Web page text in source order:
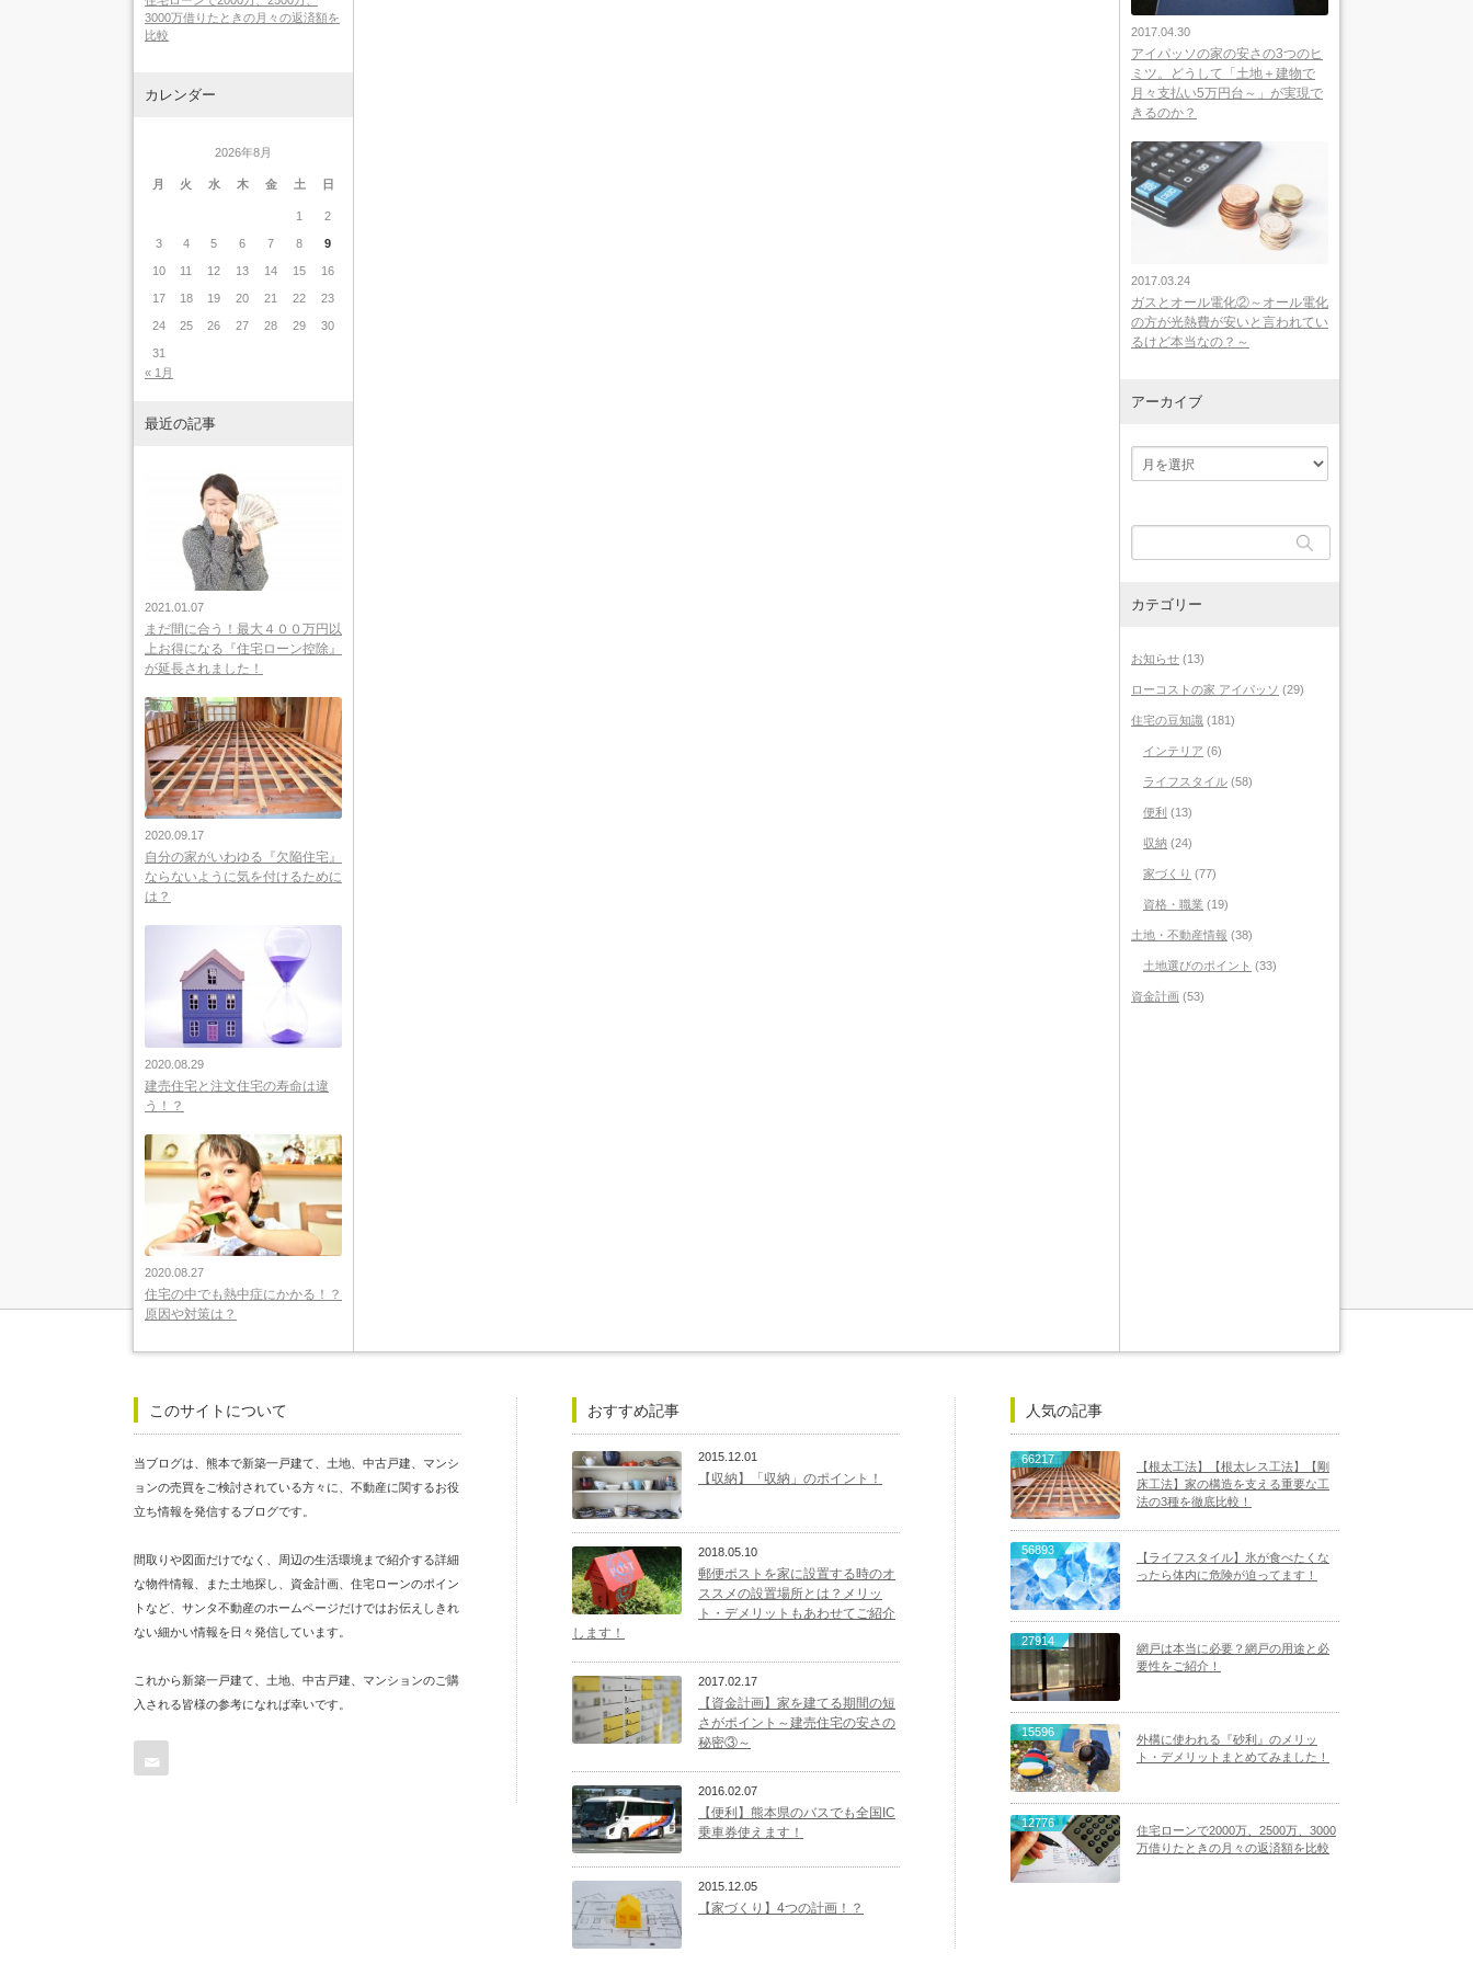
3000万借りたときの月々の返済額を
比較
カレンダー
2026年8月
月 火 水 木 金 土 日
1 2
3 4 5 6 7 8 9
10 11 12 13 14 15 16
17 18 19 20 21 22 23
24 25 26 27 28 29 30
31
« 1月
最近の記事
2021.01.07
まだ間に合う！最大４００万円以
上お得になる『住宅ローン控除』
が延長されました！
2020.09.17
自分の家がいわゆる『欠陥住宅』
ならないように気を付けるために
は？
2020.08.29
建売住宅と注文住宅の寿命は違
う！？
2020.08.27
住宅の中でも熱中症にかかる！？
原因や対策は？
2017.04.30
アイパッソの家の安さの3つのヒ
ミツ。どうして「土地＋建物で
月々支払い5万円台～」が実現で
きるのか？
2017.03.24
ガスとオール電化②～オール電化
の方が光熱費が安いと言われてい
るけど本当なの？～
アーカイブ
カテゴリー
お知らせ (13)
ローコストの家 アイパッソ (29)
住宅の豆知識 (181)
インテリア (6)
ライフスタイル (58)
便利 (13)
収納 (24)
家づくり (77)
資格・職業 (19)
土地・不動産情報 (38)
土地選びのポイント (33)
資金計画 (53)
このサイトについて
当ブログは、熊本で新築一戸建て、土地、中古戸建、マンシ
ョンの売買をご検討されている方々に、不動産に関するお役
立ち情報を発信するブログです。
間取りや図面だけでなく、周辺の生活環境まで紹介する詳細
な物件情報、また土地探し、資金計画、住宅ローンのポイン
トなど、サンタ不動産のホームページだけではお伝えしきれ
ない細かい情報を日々発信しています。
これから新築一戸建て、土地、中古戸建、マンションのご購
入される皆様の参考になれば幸いです。
おすすめ記事
2015.12.01
【収納】「収納」のポイント！
2018.05.10
郵便ポストを家に設置する時のオ
ススメの設置場所とは？メリッ
ト・デメリットもあわせてご紹介
します！
2017.02.17
【資金計画】家を建てる期間の短
さがポイント～建売住宅の安さの
秘密③～
2016.02.07
【便利】熊本県のバスでも全国IC
乗車券使えます！
2015.12.05
【家づくり】4つの計画！？
人気の記事
66217
【根太工法】【根太レス工法】【剛
床工法】家の構造を支える重要な工
法の3種を徹底比較！
56893
【ライフスタイル】氷が食べたくな
ったら体内に危険が迫ってます！
27914
網戸は本当に必要？網戸の用途と必
要性をご紹介！
15596
外構に使われる『砂利』のメリッ
ト・デメリットまとめてみました！
12776
住宅ローンで2000万、2500万、3000
万借りたときの月々の返済額を比較